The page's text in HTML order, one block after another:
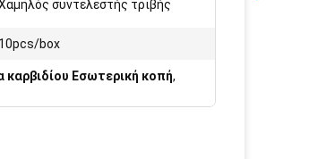
συντελεστής τριβής
10pcs/box
Εσωτερική κοπή,